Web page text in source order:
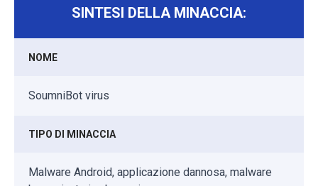
SINTESI DELLA MINACCIA:
NOME
SoumniBot virus
TIPO DI MINACCIA
Malware Android, applicazione dannosa, malware